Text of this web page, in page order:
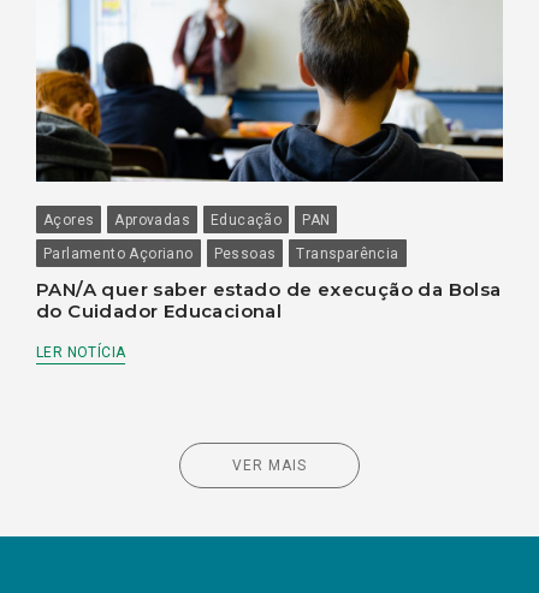
Açores Aprovadas Educação
PAN
Parlamento Açoriano
Pessoas Transparência
PAN/A quer saber estado de execução da Bolsa
do Cuidador Educacional
LER NOTÍCIA
VER MAIS